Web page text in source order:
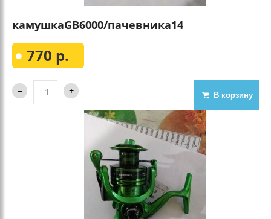
камушкаGВ6000/пачевника14
770 р.
В корзину